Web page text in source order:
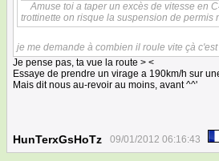
Amuse toi a taper un excès de vitesse en
trottinette on risque la suspension de permis
je me demande à combien il roule vite çà
Je pense pas, ta vue la route > <
Essaye de prendre un virage a 190km/h sur
Mais dit nous au-revoir au moins, avant ^^'
HunTerxGsHoTz 09/01/2012 06:16:43